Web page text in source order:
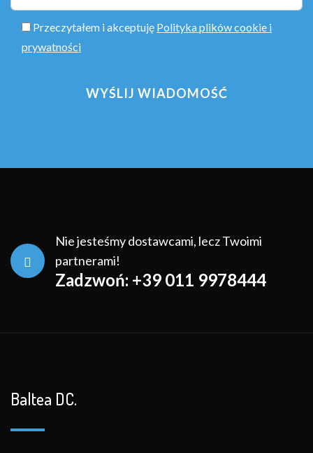
Przeczytałem i akceptuję Polityka plików cookie i
prywatności
Nie jesteśmy dostawcami, lecz Twoimi
partnerami!
Zadzwoń: +39 011 9978444
Baltea DC.